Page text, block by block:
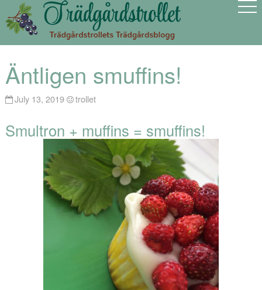
Äntligen smuffins!
July 13, 2019 trollet
Smultron + muffins = smuffins!